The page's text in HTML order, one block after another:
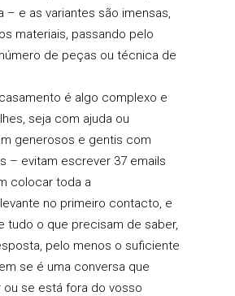
– e as variantes são imensas,
materiais, passando pelo
de peças ou técnica de
é algo complexo e
seja com ajuda ou
generosos e gentis com
– evitam escrever 37 emails
colocar toda a
no primeiro contacto, e
tudo o que precisam de saber,
pelo menos o suficiente
se é uma conversa que
ou se está fora do vosso